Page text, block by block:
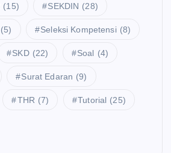
(15) SEKDIN (28)
(5) Seleksi Kompetensi (8)
SKD (22) Soal (4)
Surat Edaran (9)
THR (7) Tutorial (25)